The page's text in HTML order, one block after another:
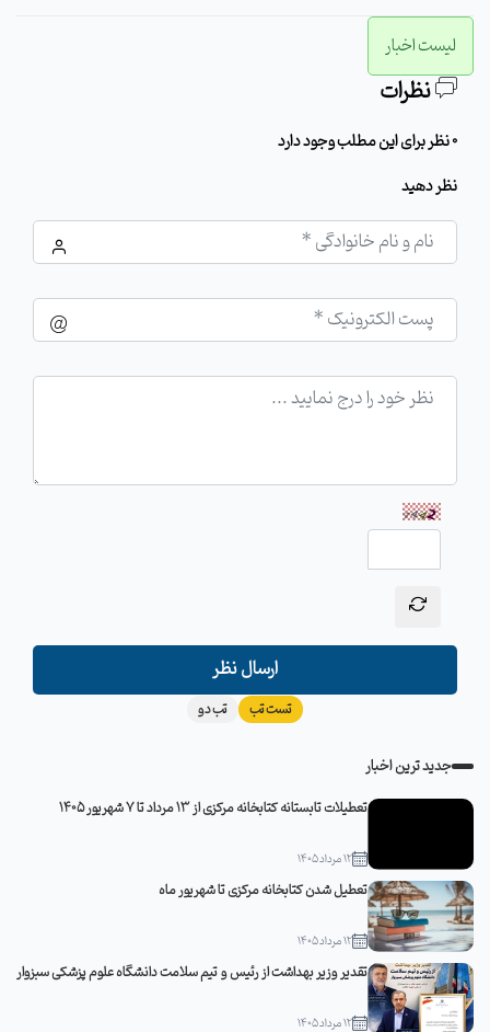
لیست اخبار
نظرات
0 نظر برای این مطلب وجود دارد
نظر دهید
ارسال نظر
تست تب تب دو
جدید ترین اخبار
تعطیلات تابستانه کتابخانه مرکزی از 13 مرداد تا 7 شهریور 1405
12 مرداد 1405
تعطیل شدن کتابخانه مرکزی تا شهریور ماه
12 مرداد 1405
تقدیر وزیر بهداشت از رئیس و تیم سلامت دانشگاه علوم پزشکی سبزوار
12 مرداد 1405